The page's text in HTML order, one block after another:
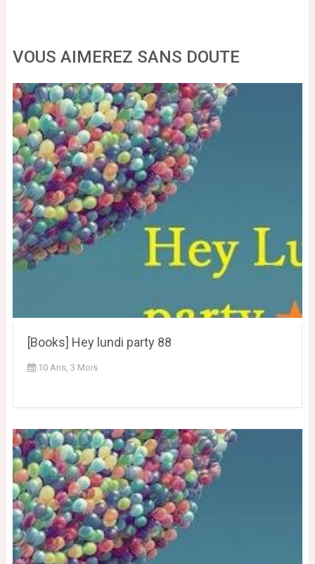
VOUS AIMEREZ SANS DOUTE
[Books] Hey lundi party 88
10 Ans, 3 Mois